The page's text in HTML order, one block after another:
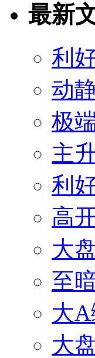
最新
利
动
极
主
利
高
大
至
大
大